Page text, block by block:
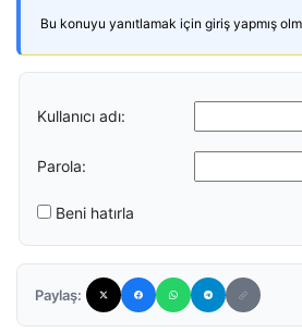
Bu konuyu yanıtlamak için giriş yapmış
Kullanıcı adı:
Parola:
Beni hatırla
Paylaş: